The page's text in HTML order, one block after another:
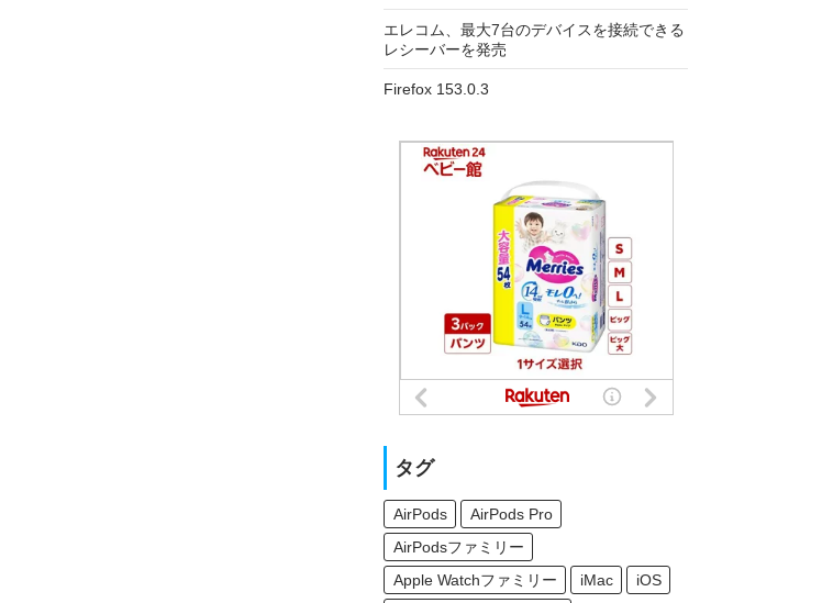
エレコム、最大7台のデバイスを接続できる
レシーバーを発売
Firefox 153.0.3
タグ
AirPods
AirPods Pro
AirPodsファミリー
Apple Watchファミリー
iMac
iOS